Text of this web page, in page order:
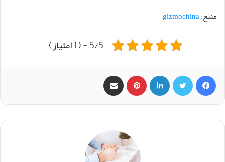
منبع:gizmochina
5/5 - (1 امتیاز)
‫پین‌ترست